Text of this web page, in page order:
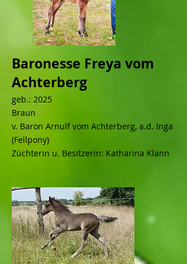
Baronesse Freya vom
Achterberg
geb.: 2025
Braun
v. Baron Arnulf vom Achterberg, a.d. Inga
(Fellpony)
Züchterin u. Besitzerin: Katharina Klann